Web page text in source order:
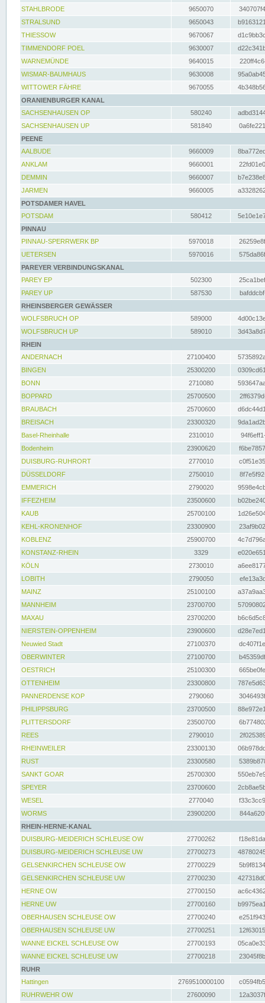
STAHLBRODE
9650070
STRALSUND
9650043
THIESSOW
9670067
TIMMENDORF POEL
9630007
WARNEMÜNDE
9640015
WISMAR-BAUMHAUS
9630008
WITTOWER FÄHRE
9670055
ORANIENBURGER KANAL
SACHSENHAUSEN OP
580240
SACHSENHAUSEN UP
581840
PEENE
AALBUDE
9660009
ANKLAM
9660001
DEMMIN
9660007
JARMEN
9660005
POTSDAMER HAVEL
POTSDAM
580412
PINNAU
PINNAU-SPERRWERK BP
5970018
UETERSEN
5970016
PAREYER VERBINDUNGSKANAL
PAREY EP
502300
PAREY UP
587530
RHEINSBERGER GEWÄSSER
WOLFSBRUCH OP
589000
WOLFSBRUCH UP
589010
RHEIN
ANDERNACH
27100400
BINGEN
25300200
BONN
2710080
BOPPARD
25700500
BRAUBACH
25700600
BREISACH
23300320
Basel-Rheinhalle
2310010
Bodenheim
23900620
DUISBURG-RUHRORT
2770010
DÜSSELDORF
2750010
EMMERICH
2790020
IFFEZHEIM
23500600
KAUB
25700100
KEHL-KRONENHOF
23300900
KOBLENZ
25900700
KONSTANZ-RHEIN
3329
KÖLN
2730010
LOBITH
2790050
MAINZ
25100100
MANNHEIM
23700700
MAXAU
23700200
NIERSTEIN-OPPENHEIM
23900600
Neuwied Stadt
27100370
OBERWINTER
27100700
OESTRICH
25100300
OTTENHEIM
23300800
PANNERDENSE KOP
2790060
PHILIPPSBURG
23700500
PLITTERSDORF
23500700
REES
2790010
RHEINWEILER
23300130
RUST
23300580
SANKT GOAR
25700300
SPEYER
23700600
WESEL
2770040
WORMS
23900200
RHEIN-HERNE-KANAL
DUISBURG-MEIDERICH SCHLEUSE OW
27700262
DUISBURG-MEIDERICH SCHLEUSE UW
27700273
GELSENKIRCHEN SCHLEUSE OW
27700229
GELSENKIRCHEN SCHLEUSE UW
27700230
HERNE OW
27700150
HERNE UW
27700160
OBERHAUSEN SCHLEUSE OW
27700240
OBERHAUSEN SCHLEUSE UW
27700251
WANNE EICKEL SCHLEUSE OW
27700193
WANNE EICKEL SCHLEUSE UW
27700218
RUHR
Hattingen
2769510000100
RUHRWEHR OW
27600090